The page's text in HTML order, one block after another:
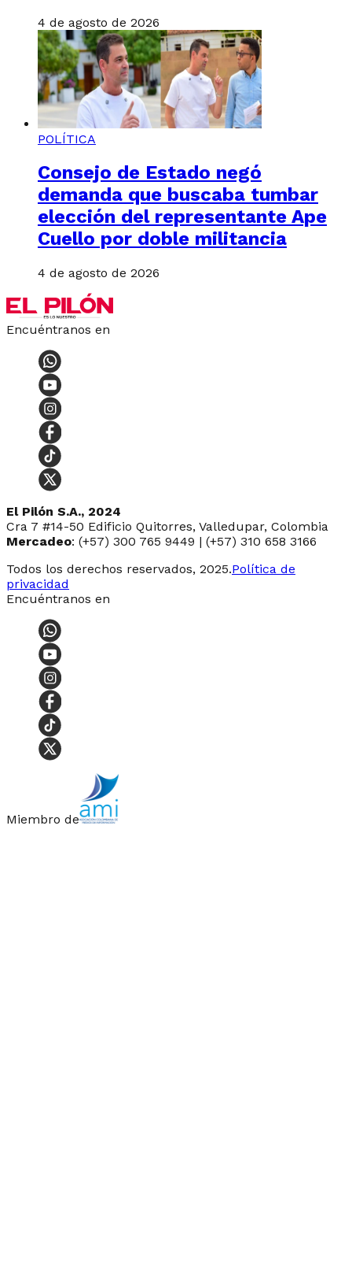
4 de agosto de 2026
POLÍTICA
Consejo de Estado negó
demanda que buscaba tumbar
elección del representante Ape
Cuello por doble militancia
4 de agosto de 2026
Encuéntranos en
El Pilón S.A., 2024
Cra 7 #14-50 Edificio Quitorres, Valledupar, Colombia
Mercadeo: (+57) 300 765 9449 | (+57) 310 658 3166
Todos los derechos reservados, 2025.Política de
privacidad
Encuéntranos en
Miembro de